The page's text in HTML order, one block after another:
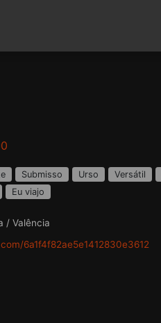
Submisso Urso Versátil
Eu viajo
/ Valência
6a1f4f82ae5e1412830e3612